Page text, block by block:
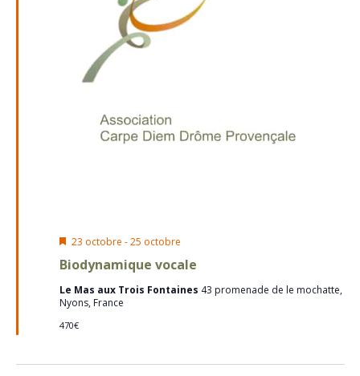
Biodynamique vocale
Mis
avant
23 octobre -25 octobre
Le Mas aux Trois Fontaines 43 promenade de le mochatte,
Nyons, France
470€